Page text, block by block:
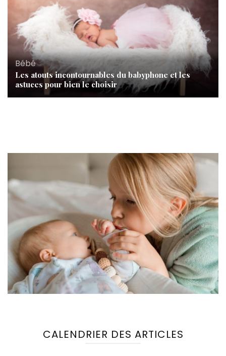
Bébé
Les atouts incontournables du babyphone et les
astuces pour bien le choisir
CALENDRIER DES ARTICLES